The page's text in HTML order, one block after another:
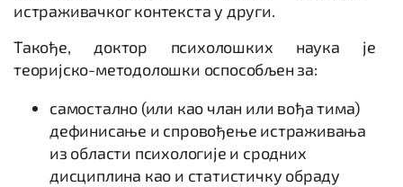
истраживачког контекста у други.
Такође, доктор психолошких наука је
теоријско-методолошки оспособљен за:
самостално (или као члан или вођа тима)
дефинисање и спровођење истраживања
из области психологије и сродних
дисциплина као и статистичку обраду